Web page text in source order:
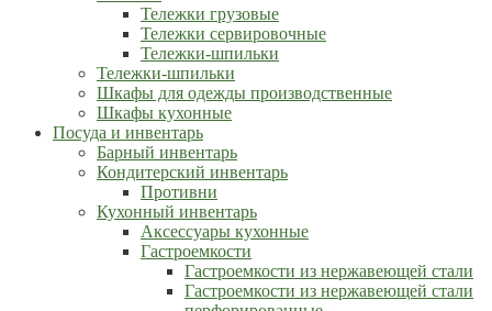
Тележки грузовые
Тележки сервировочные
Тележки-шпильки
Тележки-шпильки
Шкафы для одежды производственные
Шкафы кухонные
Посуда и инвентарь
Барный инвентарь
Кондитерский инвентарь
Противни
Кухонный инвентарь
Аксессуары кухонные
Гастроемкости
Гастроемкости из нержавеющей стали
Гастроемкости из нержавеющей стали